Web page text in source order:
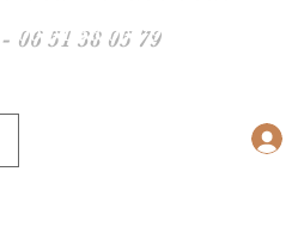
0651 38 05 79